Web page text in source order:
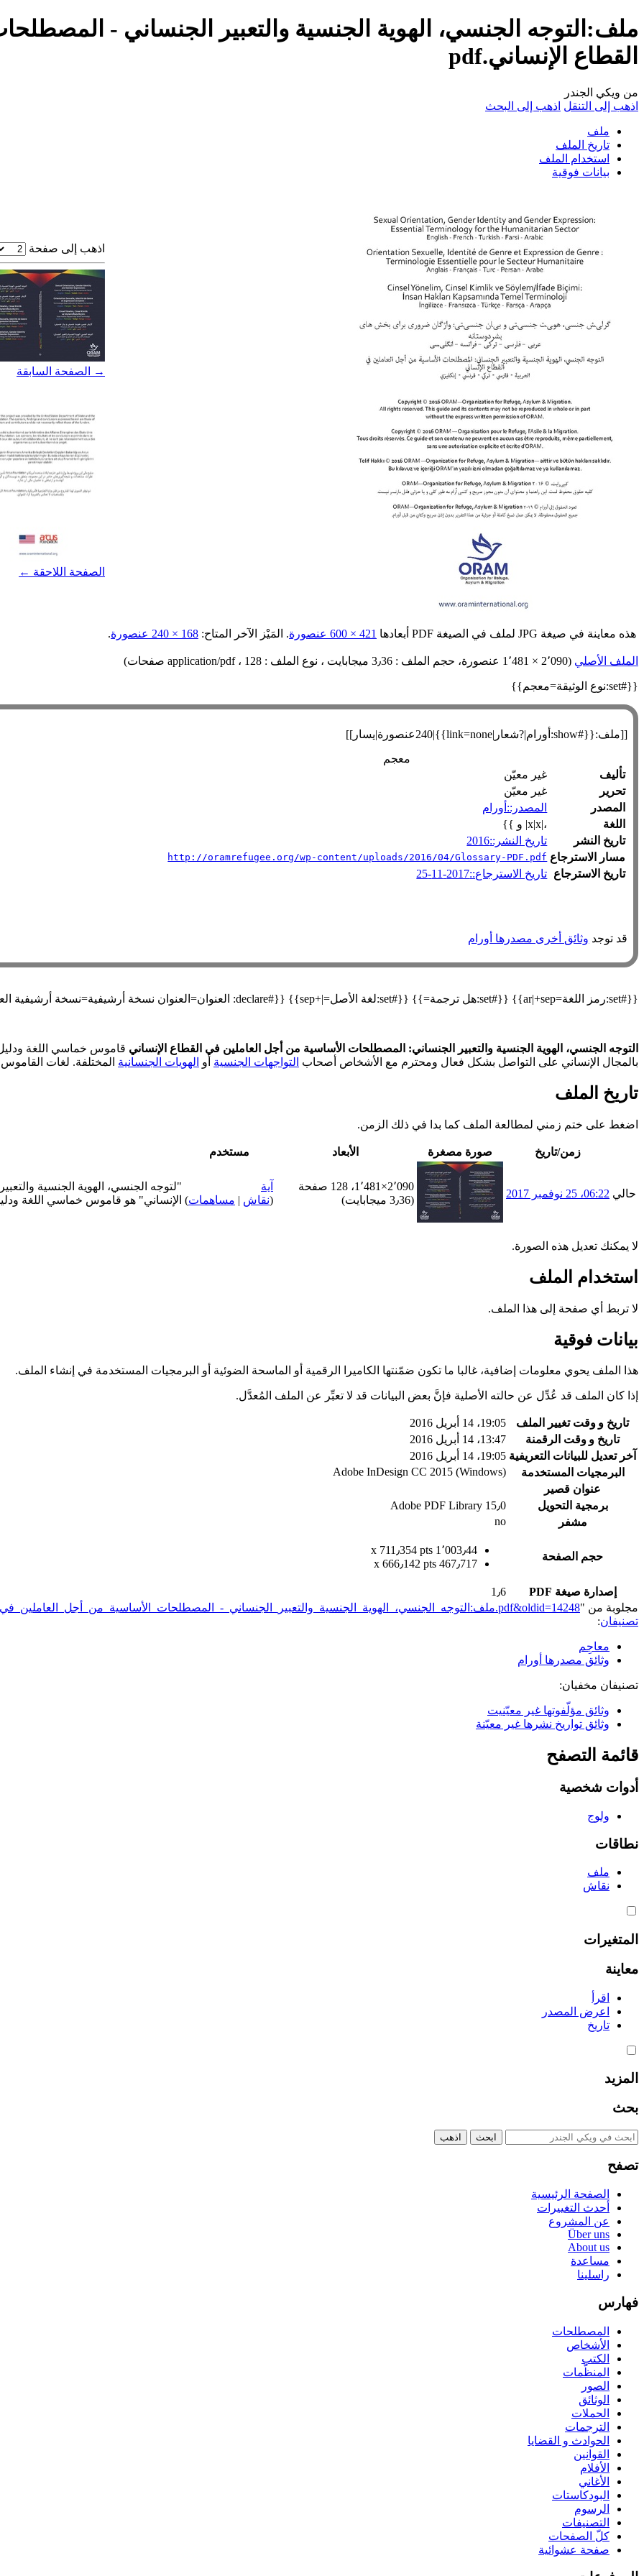
ملف:التوجه الجنسي، الهوية الجنسية والتعبير الجنساني -
القطاع الإنساني.pdf
من ويكي الجندر
اذهب إلى التنقل اذهب إلى البحث
ملف
تاريخ الملف
استخدام الملف
بيانات فوقية
هذه معاينة في صيغة JPG لملف في الصيغة PDF أبعادها 421 × 600 عنصورة . المَيْز الآخر المتاح: 168 × 240 عنصورة .
اذهب إلى صفحة
→ الصفحة السابقة
الصفحة اللاحقة ←
الملف الأصلي (2٬090 × 1٬481 عنصورة، حجم الملف : 3٫36 ميجابايت ، نوع الملف : application/pdf، 128 صفحات)
{{#set:نوع الوثيقة=معجم}}
[[ملف:{{#show:أورام|?شعار|link=none}}|240عنصورة|يسار]]
معجم
تأليف
غير معيّن
تحرير
غير معيّن
المصدر
المصدر::أورام
اللغة
،|x|x| و }}
تاريخ النشر
تاريخ النشر::2016
مسار الاسترجاع http://oramrefugee.org/wp-content/uploads/2016/04/Glossary-PDF.pdf
تاريخ الاسترجاع تاريخ الاسترجاع::2017-11-25
قد توجد وثائق أخرى مصدرها أورام
{{#set:رمز اللغة=ar|+sep}} {{#set:هل ترجمة=}} {{#set:لغة الأصل=|+sep}} {{#declare: العنوان=العنوان نسخة أرشيفية=نسخة أرشيفية العنوان الأصلي=العنوان الأصلي مسار الاسترجاع=مسار الاسترجاع }}
التوجه الجنسي، الهوية الجنسية والتعبير الجنساني: المصطلحات الأساسية من أجل العاملين في القطاع الإنساني
بالمجال الإنساني على التواصل بشكل فعال ومحترم مع الأشخاص أصحاب التواجهات الجنسية أو الهويات الجنسانية المختلفة. لغات القاموس
تاريخ الملف
اضغط على ختم زمني لمطالعة الملف كما بدا في ذلك الزمن.
زمن/تاريخ صورة مصغرة الأبعاد مستخدم
حالي 06:22، 25 نوفمبر 2017
2٬090×1٬481، 128 صفحة
(3٫36 ميجابايت)
آية
(نقاش | مساهمات)
"لتوجه الجنسي، الهوية الجنسية
الإنساني" هو قاموس خماسي اللغة
لا يمكنك تعديل هذه الصورة.
استخدام الملف
لا تربط أي صفحة إلى هذا الملف.
بيانات فوقية
هذا الملف يحوي معلومات إضافية، غالبا ما تكون ضمّنتها الكاميرا الرقمية أو الماسحة الضوئية أو البرمجيات المستخدمة في إنشاء الملف.
إذا كان الملف قد عُدِّل عن حالته الأصلية فإنَّ بعض البيانات قد لا تعبِّر عن الملف المُعدَّل.
تاريخ و وقت تغيير الملف
19:05، 14 أبريل 2016
تاريخ و وقت الرقمنة
13:47، 14 أبريل 2016
آخر تعديل للبيانات التعريفية 19:05، 14 أبريل 2016
البرمجيات المستخدمة
Adobe InDesign CC 2015 (Windows)
عنوان قصير
برمجية التحويل
Adobe PDF Library 15٫0
مشفر
no
حجم الصفحة
1٬003٫44 x 711٫354 pts
467٫717 x 666٫142 pts
إصدارة صيغة PDF
1٫6
مجلوبة من "https://genderiyya.xyz/mw/index.php?title=ملف:التوجه_الجنسي،_الهوية_الجنسية_والتعبير_الجنساني_-_المصطلحات_الأساسية_من_أجل_العاملين_في_القطاع_الإنساني.pdf&oldid=14248
تصنيفان:
معاجِم
وثائق مصدرها أورام
تصنيفان مخفيان:
وثائق مؤلّفوتها غير معيّنيت
وثائق تواريخ نشرها غير معيّنة
قائمة التصفح
أدوات شخصية
ولوج
نطاقات
ملف
نقاش
المتغيرات
معاينة
اقرأ
اعرض المصدر
تاريخ
المزيد
بحث
تصفح
الصفحة الرئيسية
أحدث التغييرات
عن المشروع
Über uns
About us
مساعدة
راسلينا
فهارس
المصطلحات
الأشخاص
الكتب
المنظّمات
الصور
الوثائق
الحملات
الترجمات
الحوادث و القضايا
القوانين
الأفلام
الأغاني
البودكاستات
الرسوم
التصنيفات
كلّ الصفحات
صفحة عشوائية